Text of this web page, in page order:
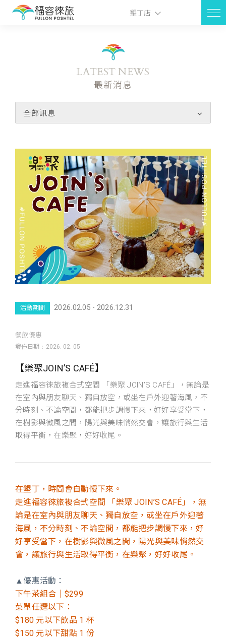
墾丁店
LATEST NEWS
最新消息
全部訊息
活動期間 2026.02.05 - 2026.12.31
餐飲優惠
發佈日期 2026. 02. 05
【樂聚JOIN’S CAFÉ】
走進福容徠旅複合式空間 「樂聚 JOIN’S CAFÉ」，無論是
在室內與朋友聊天、獨自放空，或坐在戶外迎著海風，不
分時刻、不論空間，都能把步調慢下來，好好享受當下，
在樹影與微風之間，陽光與美味悄然交會，讓旅行與生活
取得平衡，在樂聚，好好收尾。
在墾丁，時間會自動慢下來。
走進福容徠旅複合式空間 「樂聚 JOIN’S CAFÉ」，無
論是在室內與朋友聊天、獨自放空，或坐在戶外迎著
海風，不分時刻、不論空間，都能把步調慢下來，好
好享受當下，在樹影與微風之間，陽光與美味悄然交
會，讓旅行與生活取得平衡，在樂聚，好好收尾。
▲優惠活動：
下午茶組合｜$299
菜單任選以下：
$180 元以下飲品 1 杯
$150 元以下甜點 1 份